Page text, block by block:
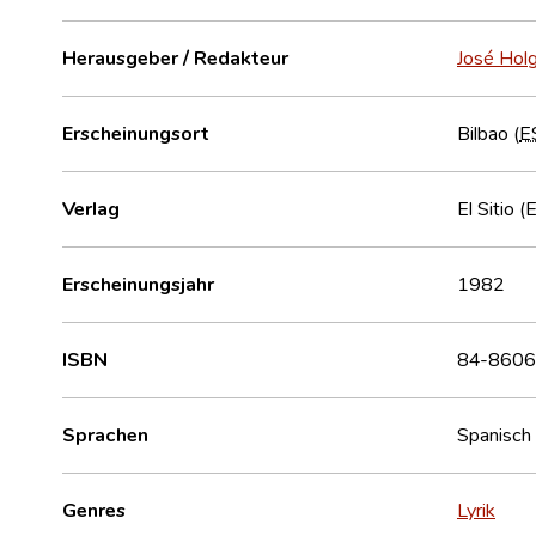
Herausgeber / Redakteur José
Erscheinungsort Bilbao (
Verlag El Sitio
Erscheinungsjahr 1982
ISBN 84-
Sprachen Spanisch
Genres Lyrik